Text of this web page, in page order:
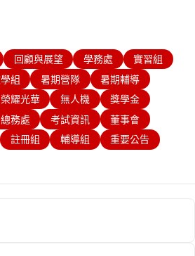
回顧與展望 學務處
實習組
組 暑期營隊
暑期輔導
榮耀光華 無人機
獎學金
總務處 考試資訊
董事會
註冊組 輔導組
重要公告